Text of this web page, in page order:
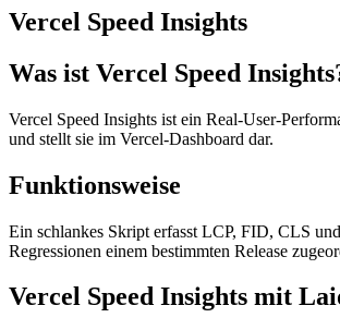
Vercel Speed Insights
Was ist Vercel Speed
Vercel Speed Insights ist ein Real-User-
und stellt sie im Vercel-Dashboard dar.
Funktionsweise
Ein schlankes Skript erfasst LCP, FID, CLS
Regressionen einem bestimmten Release
Vercel Speed Insights mit